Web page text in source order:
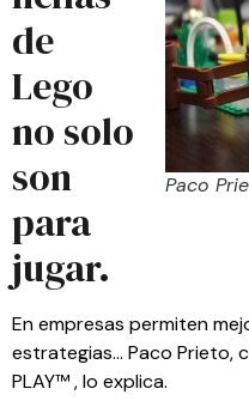
Paco
de
Lego
no solo
son
para
jugar.
En empresas permiten
estrategias… Paco Prieto,
PLAY™ , lo explica.